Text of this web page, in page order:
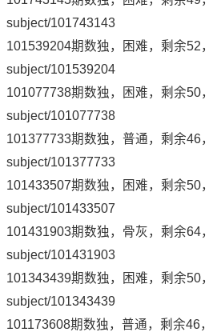
subject/101743143
101539204期数独，困难，剩余52，
subject/101539204
101077738期数独，困难，剩余50，
subject/101077738
101377733期数独，普通，剩余46，
subject/101377733
101433507期数独，困难，剩余50，
subject/101433507
101431903期数独，骨灰，剩余64，
subject/101431903
101343439期数独，困难，剩余50，
subject/101343439
101173608期数独，普通，剩余46，